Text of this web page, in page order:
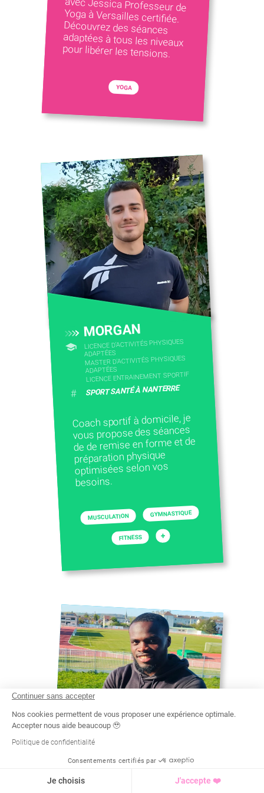
CONTACTEZ-NOUS
pour libérer les tensions.
YOGA
MORGAN
LICENCE D’ACTIVITÉS PHYSIQUES
ADAPTÉES
MASTER D'ACTIVITÉS PHYSIQUES
ADAPTÉES
LICENCE ENTRAINEMENT SPORTIF
# SPORT SANTÉ À NANTERRE
Coach sportif à domicile, je
vous propose des séances
de de remise en forme et de
préparation physique
optimisées selon vos
besoins.
MUSCULATION GYMNASTIQUE
FITNESS +
Continuer sans accepter
Nos cookies permettent de vous proposer une expérience optimale.
Accepter nous aide beaucoup 🥹
Politique de confidentialité
Consentements certifiés par
Je choisis J'accepte ❤️